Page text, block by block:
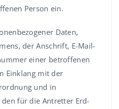
Person ein.
Daten,
der Anschrift, E-Mail-
einer betroffenen
Einklang mit der
und in
für die Antretter Erd-